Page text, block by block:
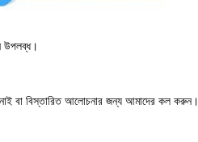
উপলব্ধ।
বা বিস্তারিত আলোচনার জন্য আমাদের কল করুন।